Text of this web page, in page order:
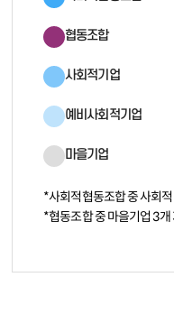
협동조합
사회적기업
예비사회적기업
마을기업
*사회적협동조합 중 사회
*협동조합 중 마을기업 3개